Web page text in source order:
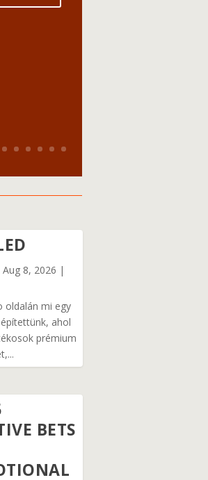
Aug 8, 2026 |
oldalán mi egy
ahol
prémium
BETS